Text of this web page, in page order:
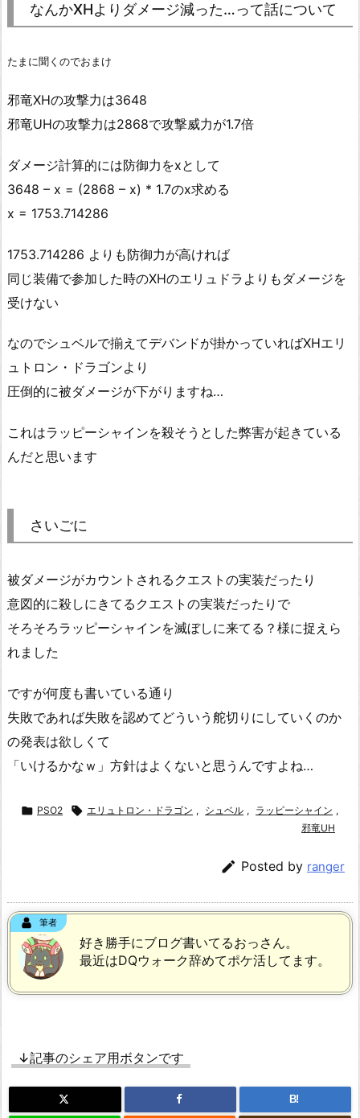
なんかXHよりダメージ減った…って話について
たまに聞くのでおまけ
邪竜XHの攻撃力は3648
邪竜UHの攻撃力は2868で攻撃威力が1.7倍
ダメージ計算的には防御力をxとして
3648 – x = (2868 – x) * 1.7のx求める
x = 1753.714286
1753.714286 よりも防御力が高ければ
同じ装備で参加した時のXHのエリュドラよりもダメージを
受けない
なのでシュベルで揃えてデバンドが掛かっていればXHエリ
ュトロン・ドラゴンより
圧倒的に被ダメージが下がりますね…
これはラッピーシャインを殺そうとした弊害が起きている
んだと思います
さいごに
被ダメージがカウントされるクエストの実装だったり
意図的に殺しにきてるクエストの実装だったりで
そろそろラッピーシャインを滅ぼしに来てる？様に捉えら
れました
ですが何度も書いている通り
失敗であれば失敗を認めてどういう舵切りにしていくのか
の発表は欲しくて
「いけるかなｗ」方針はよくないと思うんですよね…
 PSO2  エリュトロン・ドラゴン , シュベル , ラッピーシャイン ,
邪竜UH
 Posted by ranger
筆者
好き勝手にブログ書いてるおっさん。
最近はDQウォーク辞めてポケ活してます。
↓記事のシェア用ボタンです
B!